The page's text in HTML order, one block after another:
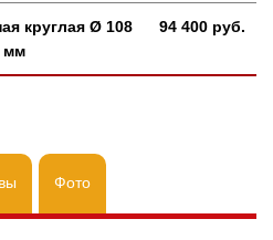
круглая Ø 108
мм
94 400 руб.
Фото